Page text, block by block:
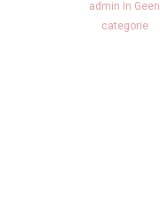
admin In Geen
categorie